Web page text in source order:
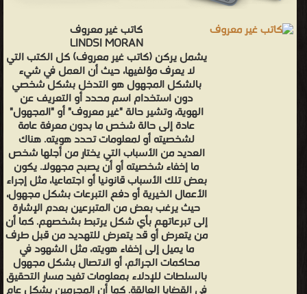
كاتب غير معروف
LINDSI MORAN
يشمل يركن (كاتب غير معروف) كل الكتب التي
لا يعرف مؤلفيها، حيث أن العمل في شيء
بالشكل المجهول هو التدخل بشكل شخصي
دون استخدام اسم محدد أو التعريف عن
الهوية، وتشير حالة "غير معروف" أو "المجهول"
عادة إلى حالة شخص ما بدون معرفة عامة
لشخصيته أو لمعلومات تحدد هويته. هناك
العديد من الأسباب التي يختار من أجلها شخص
ما إخفاء شخصيته أو أن يصبح مجهولا. يكون
بعض تلك الأسباب قانونيا أو اجتماعيا، مثل إجراء
الأعمال الخيرية أو دفع التبرعات بشكل مجهول،
حيث يرغب بعض من المتبرعين بعدم الإشارة
إلى تبرعاتهم بأي شكل يرتبط بشخصهم. كما أن
من يتعرض أو قد يتعرض للتهديد من قبل طرف
ما يميل إلى إخفاء هويته، مثل الشهود في
محاكمات الجرائم، أو الاتصال بشكل مجهول
بالسلطات للإدلاء بمعلومات تفيد مسار التحقيق